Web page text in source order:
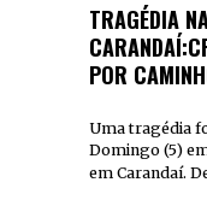
TRAGÉDIA
POR
Uma tragédia
Domingo (5)
em Carandaí.